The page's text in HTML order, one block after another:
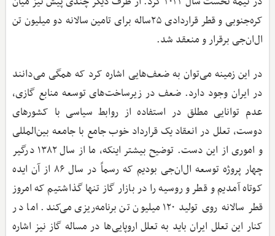
کره‌جنوبی و قطر قراردادی ۲۵ساله برای تامین سالانه دو میلیون تن
ال‌ان‌جی برقرار و منعقد شد.
در این زمینه می‌توان به ضعف‌هایی اشاره کرد که همگی می‌دانند
در ایران وجود دارد. ضعف در زیرساخت‌های توسعه منابع گازی،
عدم توانایی مطلق در استفاده از روابط سیاسی با کشورهای
دوست، تعلل در انعقاد یک قرارداد خوب جامع با جامعه بین‌المللی
و اموری از این دست. توضیح بیشتر اینکه، ما از سال ۱۳۸۲ درگیر
چهار پروژه توسعه ال‌ان‌جی بودیم که رسماً در سال ۸۶ از آن ایده
کوتاه آمدیم و قطر و روسیه را در بازار گاز تنها گذاشتیم که امروز
قطر سالانه روی تولید ۱۲۰ میلیون تن برنامه‌ریزی می‌کند. اما در
کنار این تعلل ایران باید به تعلل اروپایی‌ها در مساله گاز نیز اشاره